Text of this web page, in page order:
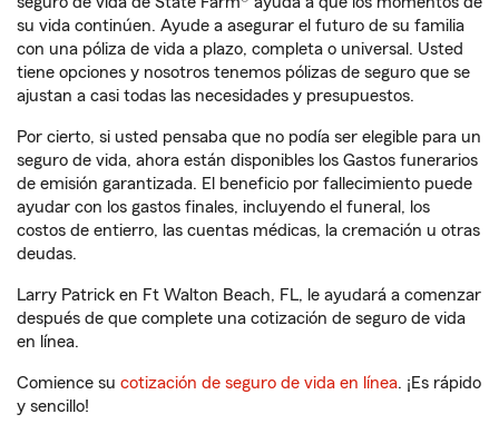
su vida continúen. Ayude a asegurar el futuro de su familia
con una póliza de vida a plazo, completa o universal. Usted
tiene opciones y nosotros tenemos pólizas de seguro que se
ajustan a casi todas las necesidades y presupuestos.
Por cierto, si usted pensaba que no podía ser elegible para un
seguro de vida, ahora están disponibles los Gastos funerarios
de emisión garantizada. El beneficio por fallecimiento puede
ayudar con los gastos finales, incluyendo el funeral, los
costos de entierro, las cuentas médicas, la cremación u otras
deudas.
Larry Patrick en Ft Walton Beach, FL, le ayudará a comenzar
después de que complete una cotización de seguro de vida
en línea.
Comience su cotización de seguro de vida en línea. ¡Es rápido
y sencillo!